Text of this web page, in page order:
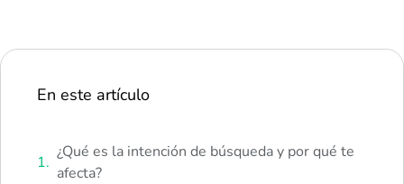
En este artículo
¿Qué es la intención de búsqueda y por qué te
afecta?